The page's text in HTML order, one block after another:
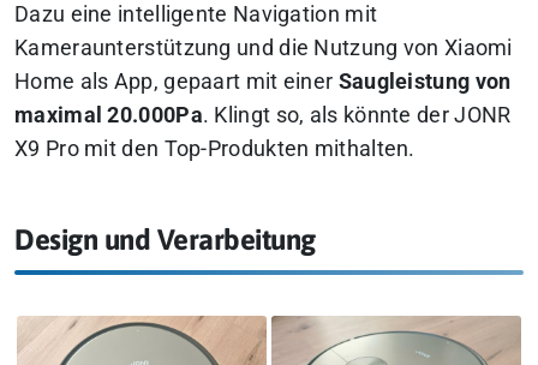
Dazu eine intelligente Navigation mit
Kameraunterstützung und die Nutzung von Xiaomi
Home als App, gepaart mit einer Saugleistung von
maximal 20.000Pa. Klingt so, als könnte der JONR
X9 Pro mit den Top-Produkten mithalten.
Design und Verarbeitung